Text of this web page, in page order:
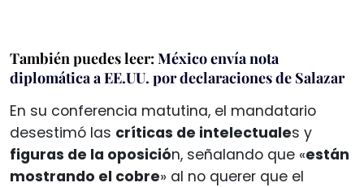
También puedes leer: México envía nota
diplomática a EE.UU. por declaraciones de Salazar
En su conferencia matutina, el mandatario
desestimó las críticas de intelectuales y
figuras de la oposición, señalando que «están
mostrando el cobre» al no querer que el